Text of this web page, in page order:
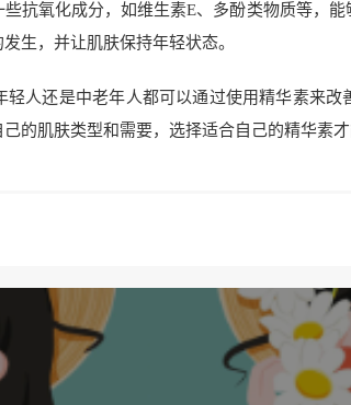
抗氧化成分，如维生素E、多酚类物质等，
生，并让肌肤保持年轻状态。
人还是中老年人都可以通过使用精华素来
的肌肤类型和需要，选择适合自己的精华素才